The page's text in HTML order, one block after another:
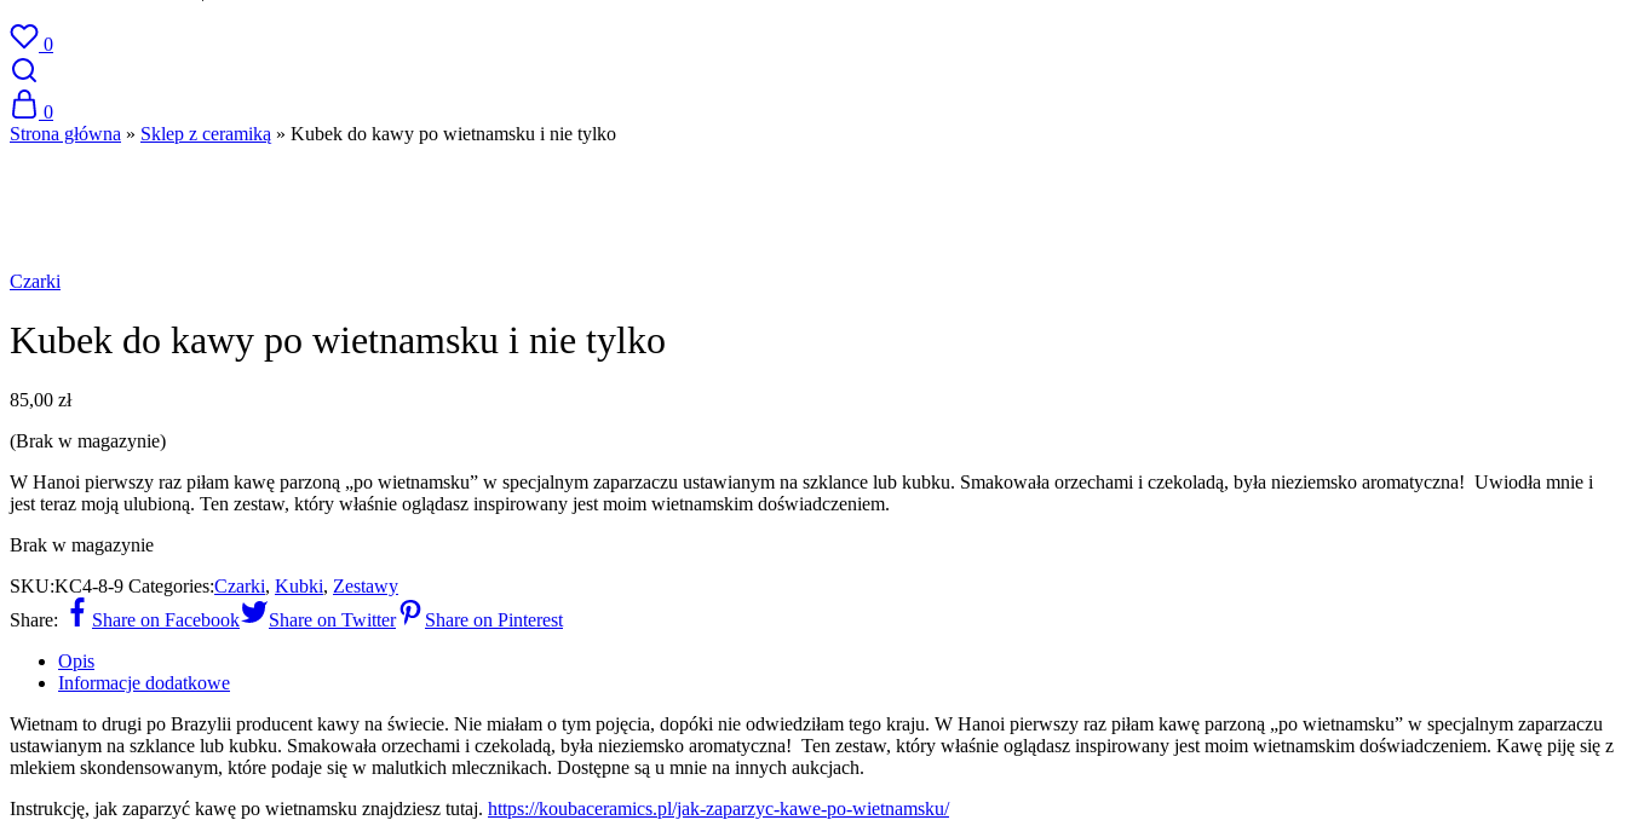
0
0
Strona główna » Sklep z ceramiką » Kubek do kawy po wietnamsku i nie tylko
Czarki
Kubek do kawy po wietnamsku i nie tylko
85,00 zł
(Brak w magazynie)
W Hanoi pierwszy raz piłam kawę parzoną „po wietnamsku” w specjalnym zaparzaczu ustawianym na szklance lub kubku. Smakowała orzechami i czekoladą, była nieziemsko aromatyczna! Uwiodła mnie i
jest teraz moją ulubioną. Ten zestaw, który właśnie oglądasz inspirowany jest moim wietnamskim doświadczeniem.
Brak w magazynie
SKU:KC4-8-9 Categories:Czarki, Kubki, Zestawy
Share:
Share on Facebook Share on Twitter
Share on Pinterest
Opis
Informacje dodatkowe
Wietnam to drugi po Brazylii producent kawy na świecie. Nie miałam o tym pojęcia, dopóki nie odwiedziłam tego kraju. W Hanoi pierwszy raz piłam kawę parzoną „po wietnamsku” w specjalnym zaparzaczu
ustawianym na szklance lub kubku. Smakowała orzechami i czekoladą, była nieziemsko aromatyczna! Ten zestaw, który właśnie oglądasz inspirowany jest moim wietnamskim doświadczeniem. Kawę piję się z
mlekiem skondensowanym, które podaje się w malutkich mlecznikach. Dostępne są u mnie na innych aukcjach.
Instrukcję, jak zaparzyć kawę po wietnamsku znajdziesz tutaj. https://koubaceramics.pl/jak-zaparzyc-kawe-po-wietnamsku/